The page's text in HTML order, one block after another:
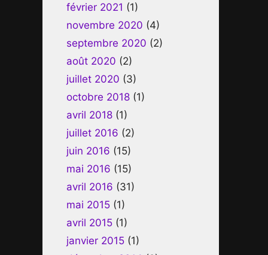
février 2021 (1)
novembre 2020 (4)
septembre 2020 (2)
août 2020 (2)
juillet 2020 (3)
octobre 2018 (1)
avril 2018 (1)
juillet 2016 (2)
juin 2016 (15)
mai 2016 (15)
avril 2016 (31)
mai 2015 (1)
avril 2015 (1)
janvier 2015 (1)